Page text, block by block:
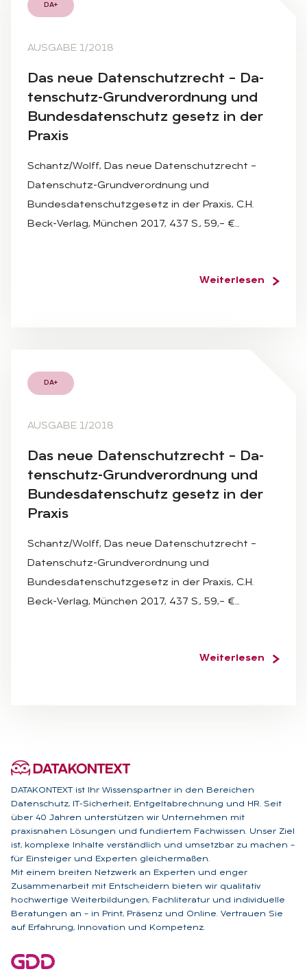
DA+
AUSGABE 1/2018
Das neue Da­ten­schutz­recht – Da­
ten­schutz-Grund­ver­ord­nung und
Bun­des­da­ten­schutz ge­setz in der
Pra­xis
Schantz/Wolff, Das neue Datenschutzrecht –
Datenschutz-Grundverordnung und
Bundesdatenschutzgesetz in der Praxis, C.H.
Beck-Verlag, München 2017, 437 S., 59,– €…
Weiterlesen
DA+
AUSGABE 1/2018
Das neue Da­ten­schutz­recht – Da­
ten­schutz-Grund­ver­ord­nung und
Bun­des­da­ten­schutz ge­setz in der
Pra­xis
Schantz/Wolff, Das neue Datenschutzrecht –
Datenschutz-Grundverordnung und
Bundesdatenschutzgesetz in der Praxis, C.H.
Beck-Verlag, München 2017, 437 S., 59,– €…
Weiterlesen
DATAKONTEXT ist Ihr Wissenspartner in den Bereichen
Datenschutz, IT-Sicherheit, Entgeltabrechnung und HR. Seit
über 40 Jahren unterstützen wir Unternehmen mit
praxisnahen Lösungen und fundiertem Fachwissen. Unser Ziel
ist, komplexe Inhalte verständlich und umsetzbar zu machen –
für Einsteiger und Experten gleichermaßen.
Mit einem breiten Netzwerk an Experten und enger
Zusammenarbeit mit Entscheidern bieten wir qualitativ
hochwertige Weiterbildungen, Fachliteratur und individuelle
Beratungen an – in Print, Präsenz und Online. Vertrauen Sie
auf Erfahrung, Innovation und Kompetenz.